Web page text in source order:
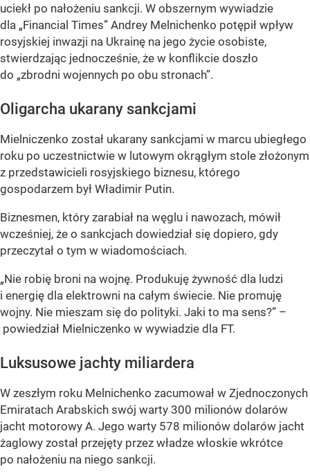
uciekł po nałożeniu sankcji. W obszernym wywiadzie
dla „Financial Times” Andrey Melnichenko potępił wpływ
rosyjskiej inwazji na Ukrainę na jego życie osobiste,
stwierdzając jednocześnie, że w konflikcie doszło
do „zbrodni wojennych po obu stronach”.
Oligarcha ukarany sankcjami
Mielniczenko został ukarany sankcjami w marcu ubiegłego
roku po uczestnictwie w lutowym okrągłym stole złożonym
z przedstawicieli rosyjskiego biznesu, którego
gospodarzem był Władimir Putin.
Biznesmen, który zarabiał na węglu i nawozach, mówił
wcześniej, że o sankcjach dowiedział się dopiero, gdy
przeczytał o tym w wiadomościach.
„Nie robię broni na wojnę. Produkuję żywność dla ludzi
i energię dla elektrowni na całym świecie. Nie promuję
wojny. Nie mieszam się do polityki. Jaki to ma sens?” –
powiedział Mielniczenko w wywiadzie dla FT.
Luksusowe jachty miliardera
W zeszłym roku Melnichenko zacumował w Zjednoczonych
Emiratach Arabskich swój warty 300 milionów dolarów
jacht motorowy A. Jego warty 578 milionów dolarów jacht
żaglowy został przejęty przez władze włoskie wkrótce
po nałożeniu na niego sankcji.